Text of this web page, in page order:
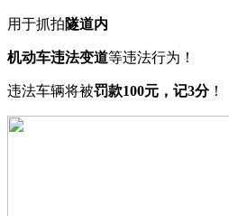
用于抓拍隧道内
机动车违法变道等违法行为！
违法车辆将被罚款100元，记3分！